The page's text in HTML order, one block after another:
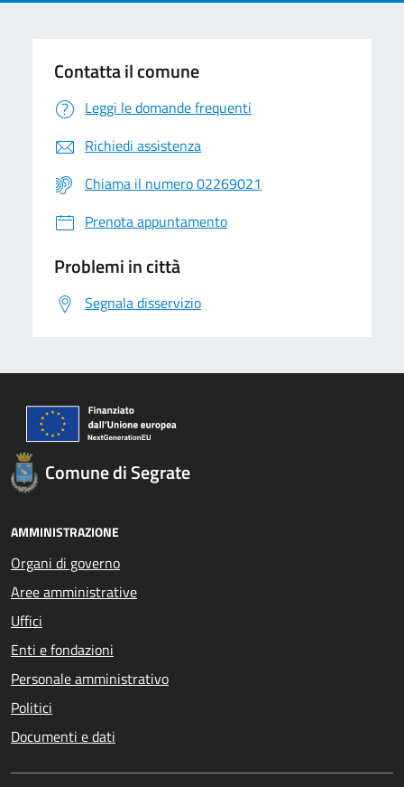
Contatta il comune
Leggi le domande frequenti
Richiedi assistenza
Chiama il numero 02269021
Prenota appuntamento
Problemi in città
Segnala disservizio
Comune di Segrate
AMMINISTRAZIONE
Organi di governo
Aree amministrative
Uffici
Enti e fondazioni
Personale amministrativo
Politici
Documenti e dati